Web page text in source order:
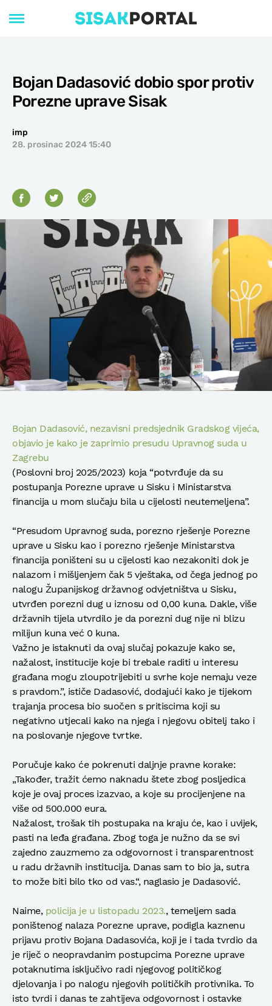
Bojan Dadasović dobio spor protiv
Porezne uprave Sisak
imp
28. prosinac 2024 15:40
Bojan Dadasović, nezavisni predsjednik Gradskog vijeća,
objavio je kako je zaprimio presudu Upravnog suda u
Zagrebu
(Poslovni broj 2025/2023) koja “potvrđuje da su
postupanja Porezne uprave u Sisku i Ministarstva
financija u mom slučaju bila u cijelosti neutemeljena”.
“Presudom Upravnog suda, porezno rješenje Porezne
uprave u Sisku kao i porezno rješenje Ministarstva
financija poništeni su u cijelosti kao nezakoniti dok je
nalazom i mišljenjem čak 5 vještaka, od čega jednog po
nalogu Županijskog državnog odvjetništva u Sisku,
utvrđen porezni dug u iznosu od 0,00 kuna. Dakle, više
državnih tijela utvrdilo je da porezni dug nije ni blizu
milijun kuna već 0 kuna.
Važno je istaknuti da ovaj slučaj pokazuje kako se,
nažalost, institucije koje bi trebale raditi u interesu
građana mogu zloupotrijebiti u svrhe koje nemaju veze
s pravdom.”, ističe Dadasović, dodajući kako je tijekom
trajanja procesa bio suočen s pritiscima koji su
negativno utjecali kako na njega i njegovu obitelj tako i
na poslovanje njegove tvrtke.
Poručuje kako će pokrenuti daljnje pravne korake:
„Također, tražit ćemo naknadu štete zbog posljedica
koje je ovaj proces izazvao, a koje su procijenjene na
više od 500.000 eura.
Nažalost, trošak tih postupaka na kraju će, kao i uvijek,
pasti na leđa građana. Zbog toga je nužno da se svi
zajedno zauzmemo za odgovornost i transparentnost
u radu državnih institucija. Danas sam to bio ja, sutra
to može biti bilo tko od vas.“, naglasio je Dadasović.
Naime, policija je u listopadu 2023., temeljem sada
poništenog nalaza Porezne uprave, podigla kaznenu
prijavu protiv Bojana Dadasovića, koji je i tada tvrdio da
je riječ o neopravdanim postupcima Porezne uprave
potaknutima isključivo radi njegovog političkog
djelovanja i po nalogu njegovih političkih protivnika. To
isto tvrdi i danas te zahtijeva odgovornost i ostavke